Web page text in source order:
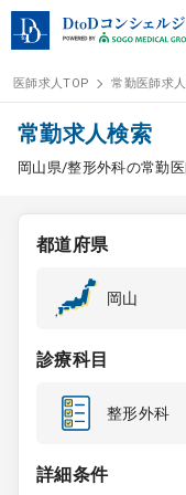
ログイン
医師求人
常勤検索
スポット検索
DtoDの転職・
医師求人TOP 常勤医師求
常勤求人検索
岡山県/整形外科の常勤
都道府県
岡山
診療科目
整形外科
詳細条件